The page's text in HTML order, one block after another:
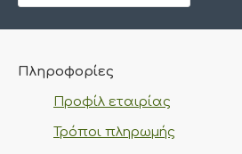
Πληροφορίες
Προφίλ εταιρίας
Τρόποι πληρωμής